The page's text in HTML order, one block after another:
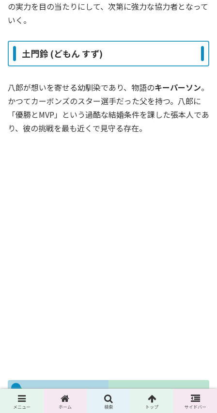
の実力を目の当たりにして、次第に強力な協力者となって
いく。
土門鈴 (どもん すず)
八郎が想いを寄せる幼馴染であり、物語のキーパーソン。
かつてカーボンズのスター選手だった父を持つ。八郎に
「優勝とMVP」という過酷な結婚条件を課した張本人であ
り、彼の挑戦を最も近くで見守る存在。
Q&A：『ドラハチ』をもっと深く知
る
メニュー ホーム 検索 トップ サイドバー